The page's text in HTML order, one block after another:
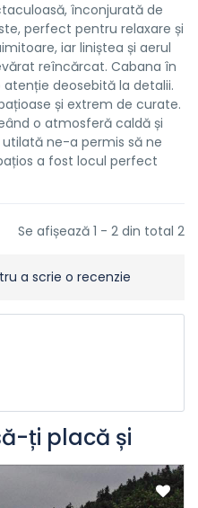
înconjurată de
perfect pentru relaxare și
iar liniștea și aerul
reîncărcat. Cabana în
deosebită la detalii.
și extrem de curate.
o atmosferă caldă și
ne-a permis să ne
a fost locul perfect
Se afișează 1 - 2 din total 2
a scrie o recenzie
ți placă și